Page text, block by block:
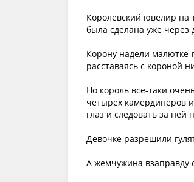
Королевский ювелир на
была сделана уже через
Корону надели малютке-
расставаясь с короной
Но король все-таки
четырех камердинеров
глаз и следовать за ней
Девочке разрешили
А жемчужина взаправду